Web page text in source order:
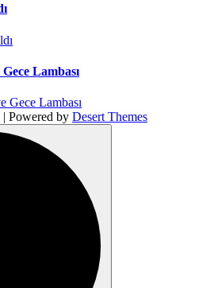
Lambası
Powered by Desert Themes